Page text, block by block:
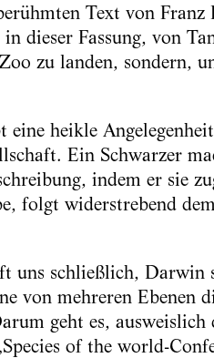
Text von
dieser Fassung, von
zu landen, sondern,
heikle
Ein Schwarzer
indem er sie
folgt widerstrebend
uns schließlich, Darwin
von mehreren Ebenen
geht es, ausweislich
of the world-